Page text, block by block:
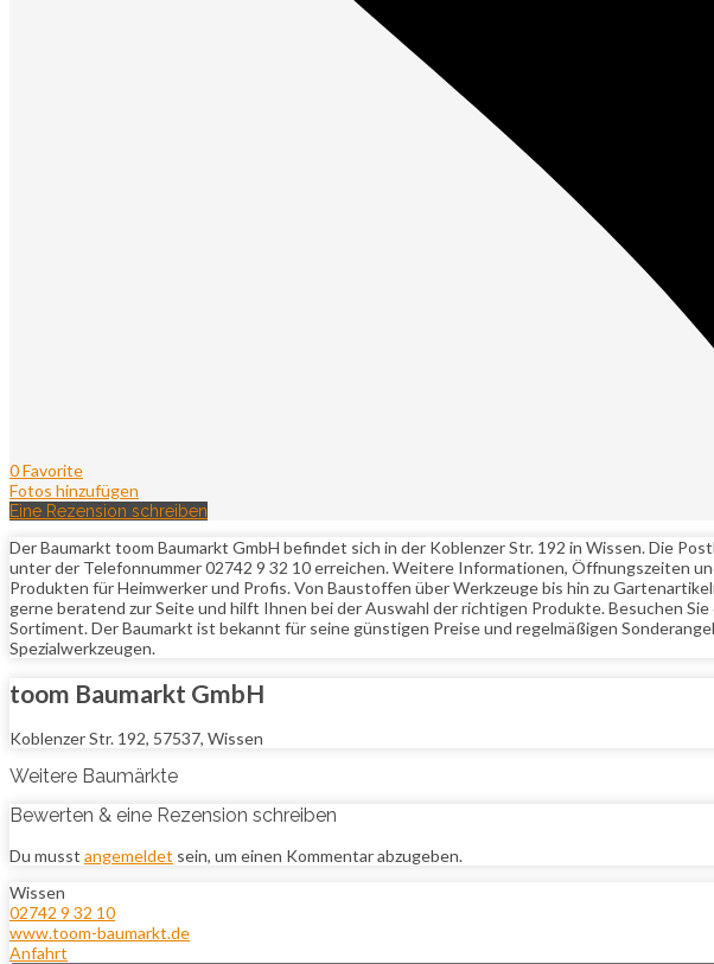
0 Favorite
Fotos hinzufügen
Eine Rezension schreiben
Der Baumarkt toom Baumarkt GmbH befindet sich in der Koblenzer Str. 192 in Wissen. Die
unter der Telefonnummer 02742 9 32 10 erreichen. Weitere Informationen, Öffnungszeiten
Produkten für Heimwerker und Profis. Von Baustoffen über Werkzeuge bis hin zu
gerne beratend zur Seite und hilft Ihnen bei der Auswahl der richtigen Produkte. Besuchen
Sortiment. Der Baumarkt ist bekannt für seine günstigen Preise und regelmäßigen
Spezialwerkzeugen.
toom Baumarkt GmbH
Koblenzer Str. 192, 57537, Wissen
Weitere Baumärkte
Bewerten & eine Rezension schreiben
Du musst angemeldet sein, um einen Kommentar abzugeben.
Wissen
02742 9 32 10
www.toom-baumarkt.de
Anfahrt